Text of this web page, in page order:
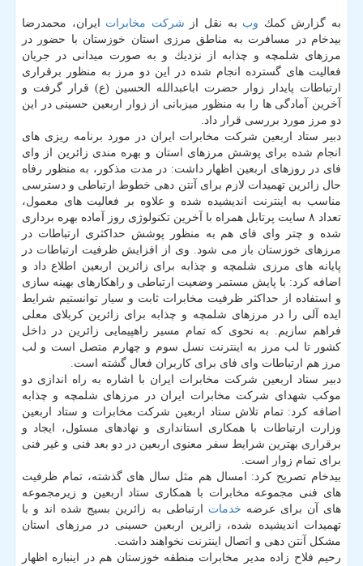
به گزارش كمك وب به نقل از شركت مخابرات ایران، محمدرضا
بیدخام در مسافرت به مناطق مرزی استان خوزستان با حضور در
مرزهای شلمچه و چذابه از نزدیك و به صورت میدانی در جریان
فعالیت های گسترده انجام شده در این دو مرز به منظور برقراری
ارتباطات پایدار زوار حضرت اباعبدالله الحسین (ع) قرار گرفت و
آخرین آمادگی ها را به منظور میزبانی از زوار اربعین حسینی در این
دو مرز مورد بررسی قرار داد.
دبیر ستاد اربعین شركت مخابرات ایران در مورد برنامه ریزی های
انجام شده برای پوشش مرزهای استان و بهره مندی زائرین از وای
فای در روزهای اربعین اظهار داشت: در مدت مذكور، به منظور رفاه
حال زائرین تهمیدات لازم برای آنتن دهی خطوط ارتباطی و دسترسی
مناسب به اینترنت اندیشیده شده و علاوه بر فعالیت های معمول،
تعداد ۸ سایت پرتابل همراه با آخرین تكنولوژی روز آماده بهره برداری
شده و چتر وای فای هم به منظور پوشش حداكثری ارتباطات در
مرزهای خوزستان باز می شود. وی از افزایش ظرفیت ارتباطات در
پایانه های مرزی شلمچه و چذابه برای زائرین اربعین اطلاع داد و
اضافه كرد: با پایش مستمر وضعیت ارتباطی و راهكارهای بهینه سازی
و استفاده از حداكثر ظرفیت مخابرات ثابت و سیار توانستیم شرایط
ایده آلی را در مرزهای شلمچه و چذابه برای زائرین كربلای معلی
فراهم سازیم. به نحوی كه تمام مسیر راهپیمایی زائرین در داخل
كشور تا لب مرز به اینترنت نسل سوم و چهارم متصل است و لب
مرز هم ارتباطات وای فای برای كاربران فعال گشته است.
دبیر ستاد اربعین شركت مخابرات ایران با اشاره به راه اندازی دو
موكب شهدای شركت مخابرات ایران در مرزهای شلمچه و چذابه
اضافه كرد: تمام تلاش ستاد اربعین شركت مخابرات و ستاد اربعین
وزارت ارتباطات با همكاری استانداری و نهادهای مسئول، ایجاد و
برقراری بهترین شرایط سفر معنوی اربعین در دو بعد فنی و غیر فنی
برای تمام زوار است.
بیدخام تصریح كرد: امسال هم مثل سال های گذشته، تمام ظرفیت
های فنی مجموعه مخابرات با همكاری ستاد اربعین و زیرمجموعه
های آن برای عرضه خدمات ارتباطی به زائرین بسیج شده اند و با
تهمیدات اندیشیده شده، زائرین اربعین حسینی در مرزهای استان
مشكل آنتن دهی و اتصال اینترنت نخواهند داشت.
رحیم فلاح زاده مدیر مخابرات منطقه خوزستان هم در اینباره اظهار